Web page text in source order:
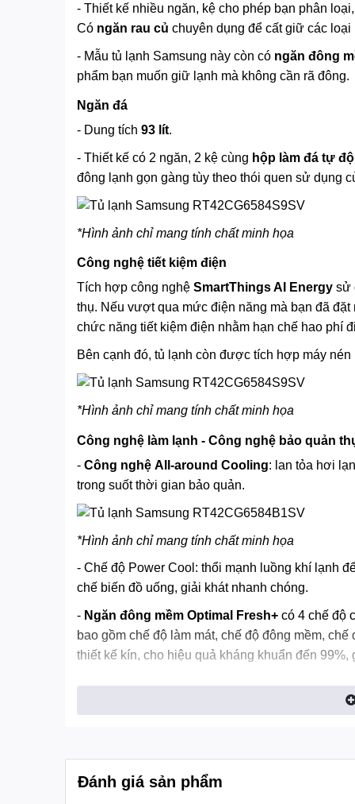
- Thiết kế nhiều ngăn, kệ cho phép bạn phân
Có ngăn rau củ chuyên dụng để cất giữ các
- Mẫu tủ lạnh Samsung này còn có ngăn đông
phẩm bạn muốn giữ lạnh mà không cần rã đông.
Ngăn đá
- Dung tích 93 lít.
- Thiết kế có 2 ngăn, 2 kệ cùng hộp làm đá tự
đông lạnh gọn gàng tùy theo thói quen sử dụng
*Hình ảnh chỉ mang tính chất minh họa
Công nghệ tiết kiệm điện
Tích hợp công nghệ SmartThings AI Energy sử
thụ. Nếu vượt qua mức điện năng mà bạn đã
chức năng tiết kiệm điện nhằm hạn chế hao phí
Bên cạnh đó, tủ lạnh còn được tích hợp máy
*Hình ảnh chỉ mang tính chất minh họa
Công nghệ làm lạnh - Công nghệ bảo quản
- Công nghệ All-around Cooling: lan tỏa hơi
trong suốt thời gian bảo quản.
*Hình ảnh chỉ mang tính chất minh họa
- Chế độ Power Cool: thổi mạnh luồng khí lạnh
chế biến đồ uống, giải khát nhanh chóng.
- Ngăn đông mềm Optimal Fresh+ có 4 chế độ
bao gồm chế độ làm mát, chế độ đông mềm,
thiết kế kín, cho hiệu quả kháng khuẩn đến
khiết, trong lành, nâng cao hiệu quả bảo quản
Đánh giá sản phẩm